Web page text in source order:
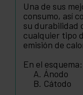
Una de sus
consumo, así
su durabilidad
cualquier tipo
emisión de
En el esquema:
Ánodo
Cátodo